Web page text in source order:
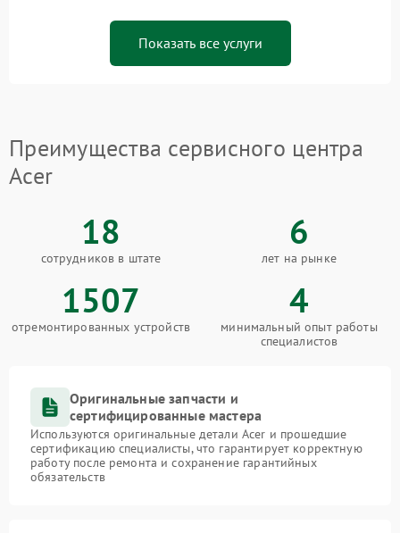
Показать все услуги
Преимущества сервисного центра
Acer
18
сотрудников в штате
6
лет на рынке
1507
отремонтированных устройств
4
минимальный опыт работы
специалистов
Оригинальные запчасти и
сертифицированные мастера
Используются оригинальные детали Acer и прошедшие
сертификацию специалисты, что гарантирует корректную
работу после ремонта и сохранение гарантийных
обязательств